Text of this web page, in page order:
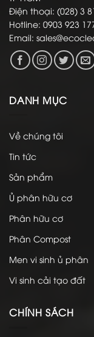
CÔNG TY
TP HCM
Email:
DANH MỤC
Về chúng tôi
Tin tức
Sản phẩm